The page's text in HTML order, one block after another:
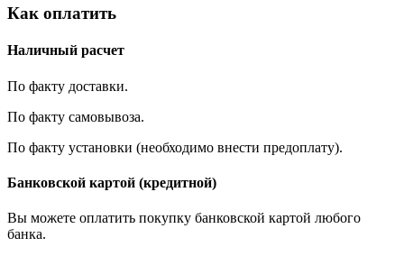
Как оплатить
Наличный расчет
По факту доставки.
По факту самовывоза.
По факту установки (необходимо внести предоплату).
Банковской картой (кредитной)
Вы можете оплатить покупку банковской картой любого
банка.